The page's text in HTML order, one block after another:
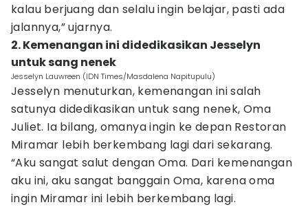
kalau berjuang dan selalu ingin belajar, pasti ada
jalannya,” ujarnya.
2. Kemenangan ini didedikasikan Jesselyn
untuk sang nenek
Jesselyn Lauwreen (IDN Times/Masdalena Napitupulu)
Jesselyn menuturkan, kemenangan ini salah
satunya didedikasikan untuk sang nenek, Oma
Juliet. Ia bilang, omanya ingin ke depan Restoran
Miramar lebih berkembang lagi dari sekarang.
“Aku sangat salut dengan Oma. Dari kemenangan
aku ini, aku sangat banggain Oma, karena oma
ingin Miramar ini lebih berkembang lagi.